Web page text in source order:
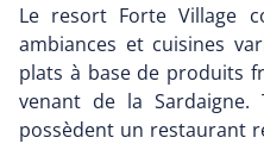
Le resort Forte Village
ambiances et cuisines
plats à base de produits
venant de la
possèdent un restaurant